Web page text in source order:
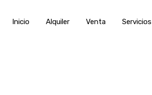
Inicio Alquiler
Inicio Alquiler Venta Servicios